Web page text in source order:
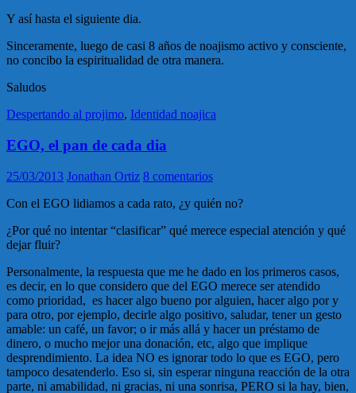
Y así hasta el siguiente dia.
Sinceramente, luego de casi 8 años de noajismo activo y consciente,
no concibo la espiritualidad de otra manera.
Saludos
Despertando al projimo, Identidad noajica
EGO, el pan de cada dia
25/03/2013 Jonathan Ortiz 8 comentarios
Con el EGO lidiamos a cada rato, ¿y quién no?
¿Por qué no intentar “clasificar” qué merece especial atención y qué
dejar fluir?
Personalmente, la respuesta que me he dado en los primeros casos,
es decir, en lo que considero que del EGO merece ser atendido
como prioridad, es hacer algo bueno por alguien, hacer algo por y
para otro, por ejemplo, decirle algo positivo, saludar, tener un gesto
amable: un café, un favor; o ir más allá y hacer un préstamo de
dinero, o mucho mejor una donación, etc, algo que implique
desprendimiento. La idea NO es ignorar todo lo que es EGO, pero
tampoco desatenderlo. Eso si, sin esperar ninguna reacción de la otra
parte, ni amabilidad, ni gracias, ni una sonrisa, PERO si la hay, bien,